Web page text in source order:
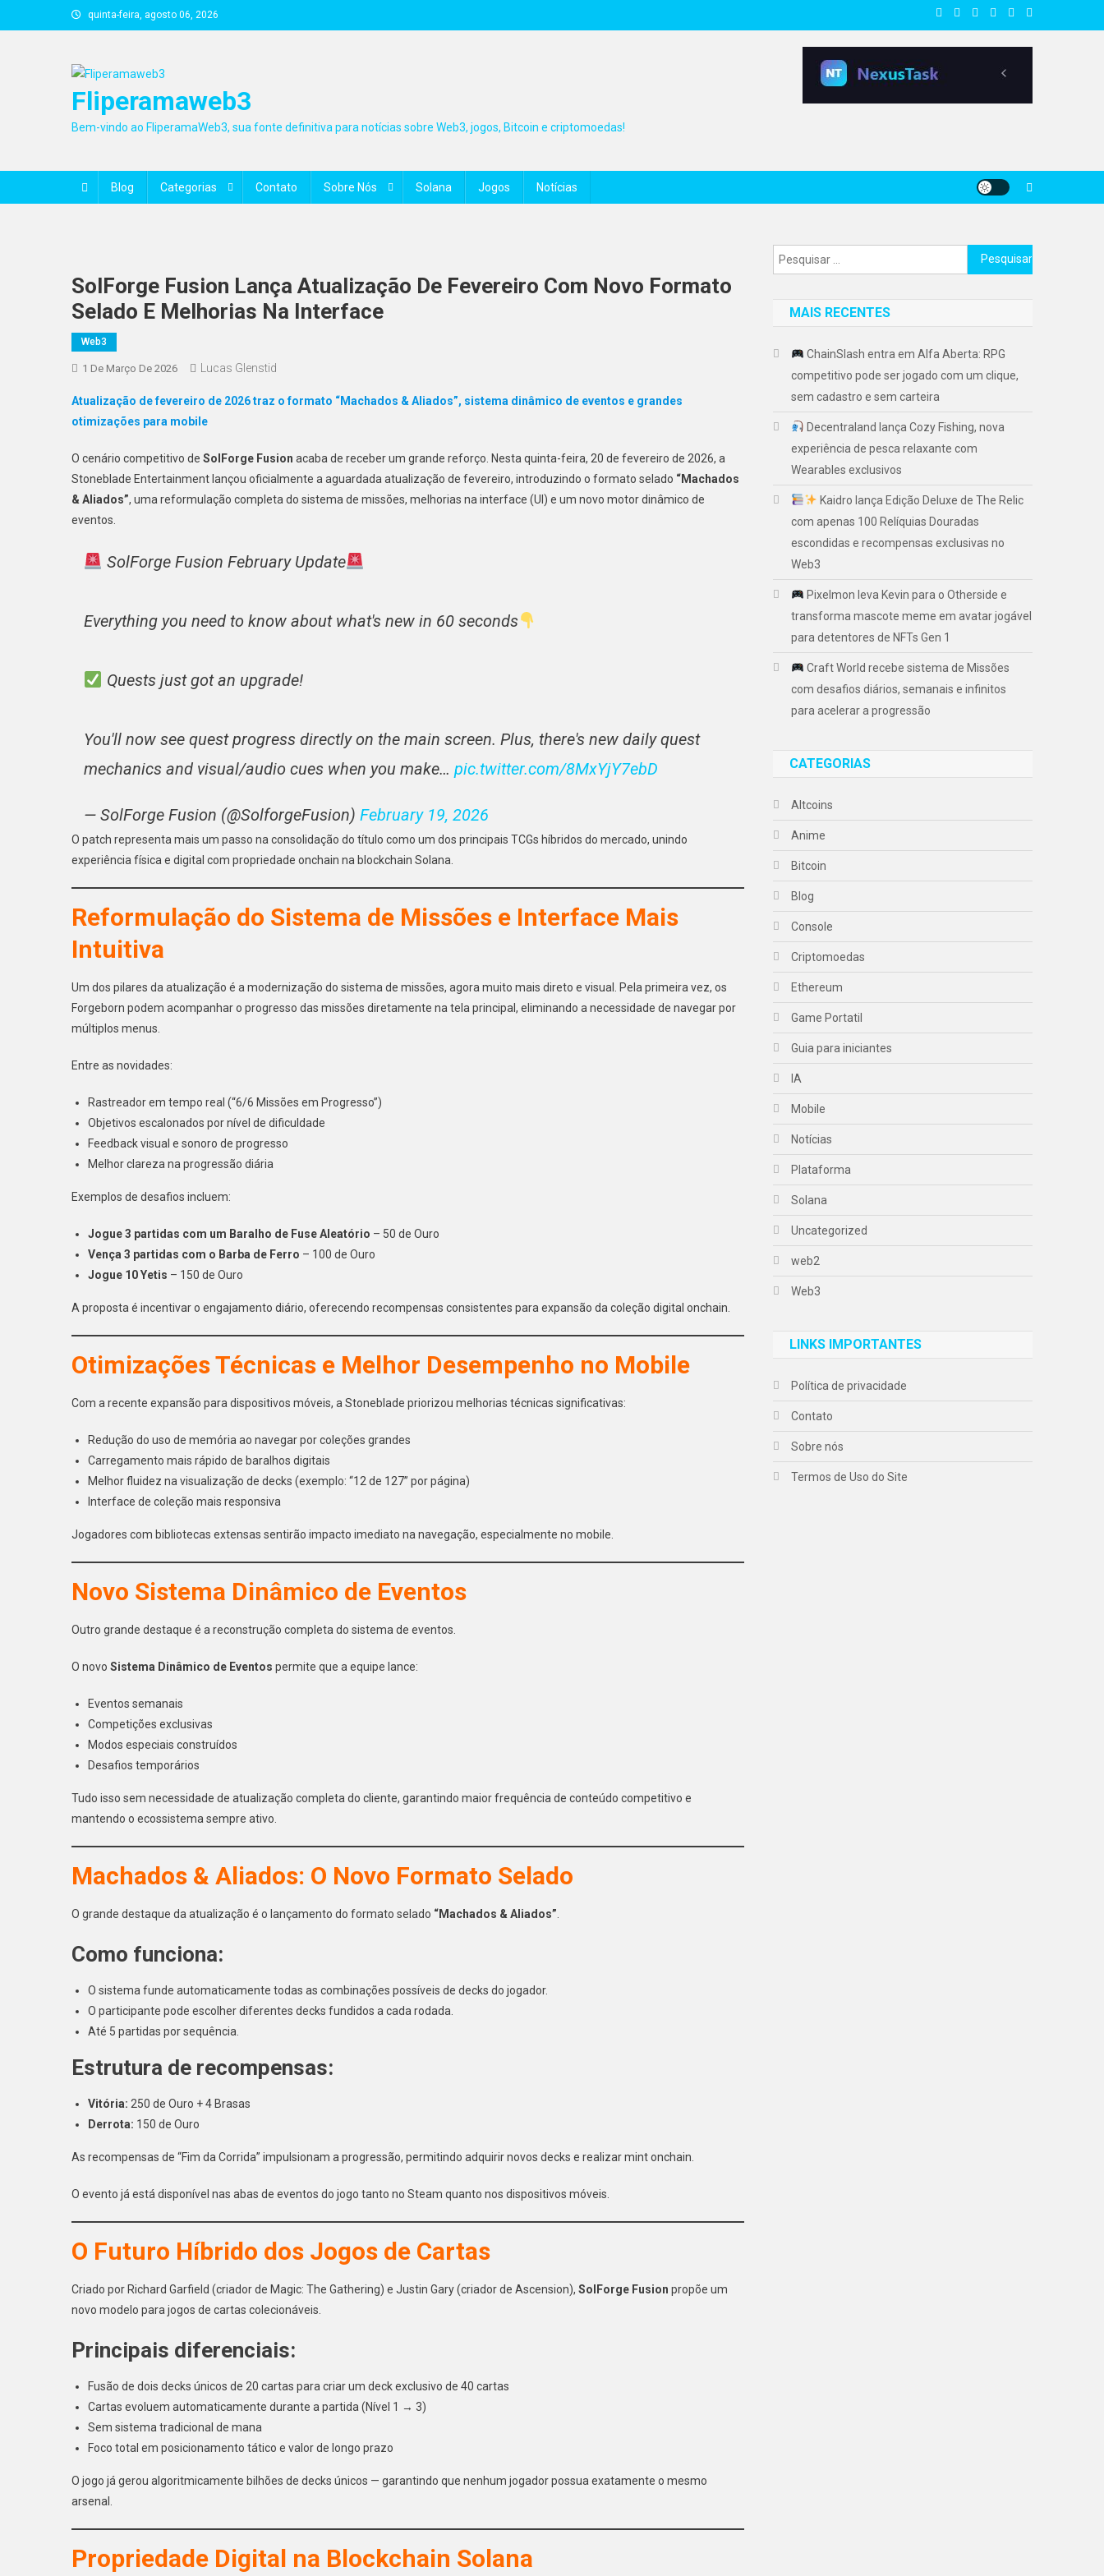
to
quinta-feira, agosto 06, 2026
Fliperamaweb3
Bem-vindo ao FliperamaWeb3, sua fonte definitiva para notícias sobre Web3, jogos, Bitcoin e criptomoedas!
Blog Categorias Contato Sobre Nós Solana Jogos Notícias
SolForge Fusion Lança Atualização De Fevereiro Com Novo Formato
Selado E Melhorias Na Interface
Web3
1 De Março De 2026 Lucas Glenstid
Atualização de fevereiro de 2026 traz o formato “Machados & Aliados”, sistema dinâmico de eventos e grandes
otimizações para mobile
O cenário competitivo de SolForge Fusion acaba de receber um grande reforço. Nesta quinta-feira, 20 de fevereiro de 2026, a
Stoneblade Entertainment lançou oficialmente a aguardada atualização de fevereiro, introduzindo o formato selado “Machados
& Aliados”, uma reformulação completa do sistema de missões, melhorias na interface (UI) e um novo motor dinâmico de
eventos.
SolForge Fusion February Update
Everything you need to know about what's new in 60 seconds
Quests just got an upgrade!
You'll now see quest progress directly on the main screen. Plus, there's new daily quest
mechanics and visual/audio cues when you make… pic.twitter.com/8MxYjY7ebD
— SolForge Fusion (@SolforgeFusion) February 19, 2026
O patch representa mais um passo na consolidação do título como um dos principais TCGs híbridos do mercado, unindo
experiência física e digital com propriedade onchain na blockchain Solana.
Reformulação do Sistema de Missões e Interface Mais
Intuitiva
Um dos pilares da atualização é a modernização do sistema de missões, agora muito mais direto e visual. Pela primeira vez, os
Forgeborn podem acompanhar o progresso das missões diretamente na tela principal, eliminando a necessidade de navegar por
múltiplos menus.
Entre as novidades:
Rastreador em tempo real (“6/6 Missões em Progresso”)
Objetivos escalonados por nível de dificuldade
Feedback visual e sonoro de progresso
Melhor clareza na progressão diária
Exemplos de desafios incluem:
Jogue 3 partidas com um Baralho de Fuse Aleatório – 50 de Ouro
Vença 3 partidas com o Barba de Ferro – 100 de Ouro
Jogue 10 Yetis – 150 de Ouro
A proposta é incentivar o engajamento diário, oferecendo recompensas consistentes para expansão da coleção digital onchain.
Otimizações Técnicas e Melhor Desempenho no Mobile
Com a recente expansão para dispositivos móveis, a Stoneblade priorizou melhorias técnicas significativas:
Redução do uso de memória ao navegar por coleções grandes
Carregamento mais rápido de baralhos digitais
Melhor fluidez na visualização de decks (exemplo: “12 de 127” por página)
Interface de coleção mais responsiva
Jogadores com bibliotecas extensas sentirão impacto imediato na navegação, especialmente no mobile.
Novo Sistema Dinâmico de Eventos
Outro grande destaque é a reconstrução completa do sistema de eventos.
O novo Sistema Dinâmico de Eventos permite que a equipe lance:
Eventos semanais
Competições exclusivas
Modos especiais construídos
Desafios temporários
Tudo isso sem necessidade de atualização completa do cliente, garantindo maior frequência de conteúdo competitivo e
mantendo o ecossistema sempre ativo.
Machados & Aliados: O Novo Formato Selado
O grande destaque da atualização é o lançamento do formato selado “Machados & Aliados”
Como funciona:
O sistema funde automaticamente todas as combinações possíveis de decks do jogador.
O participante pode escolher diferentes decks fundidos a cada rodada.
Até 5 partidas por sequência.
Estrutura de recompensas:
Vitória: 250 de Ouro + 4 Brasas
Derrota: 150 de Ouro
As recompensas de “Fim da Corrida” impulsionam a progressão, permitindo adquirir novos decks e realizar mint onchain.
O evento já está disponível nas abas de eventos do jogo tanto no Steam quanto nos dispositivos móveis.
O Futuro Híbrido dos Jogos de Cartas
Criado por Richard Garfield (criador de Magic: The Gathering) e Justin Gary (criador de Ascension), SolForge Fusion propõe um
novo modelo para jogos de cartas colecionáveis.
Principais diferenciais:
Fusão de dois decks únicos de 20 cartas para criar um deck exclusivo de 40 cartas
Cartas evoluem automaticamente durante a partida (Nível 1 → 3)
Sem sistema tradicional de mana
Foco total em posicionamento tático e valor de longo prazo
O jogo já gerou algoritmicamente bilhões de decks únicos — garantindo que nenhum jogador possua exatamente o mesmo
arsenal.
Propriedade Digital na Blockchain Solana
Pesquisar
por:
MAIS RECENTES
ChainSlash entra em Alfa Aberta: RPG
competitivo pode ser jogado com um clique,
sem cadastro e sem carteira
Decentraland lança Cozy Fishing, nova
experiência de pesca relaxante com
Wearables exclusivos
Kaidro lança Edição Deluxe de The Relic
com apenas 100 Relíquias Douradas
escondidas e recompensas exclusivas no
Web3
Pixelmon leva Kevin para o Otherside e
transforma mascote meme em avatar jogável
para detentores de NFTs Gen 1
Craft World recebe sistema de Missões
com desafios diários, semanais e infinitos
para acelerar a progressão
CATEGORIAS
Altcoins
Anime
Bitcoin
Blog
Console
Criptomoedas
Ethereum
Game Portatil
Guia para iniciantes
IA
Mobile
Notícias
Plataforma
Solana
Uncategorized
web2
Web3
LINKS IMPORTANTES
Política de privacidade
Contato
Sobre nós
Termos de Uso do Site